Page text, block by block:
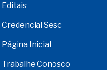
Editais
Credencial Sesc
Página Inicial
Trabalhe Conosco